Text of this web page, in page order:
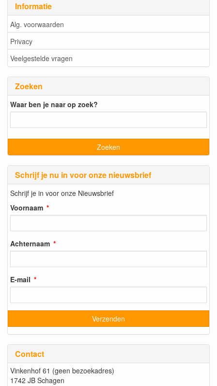
Informatie
Alg. voorwaarden
Privacy
Veelgestelde vragen
Zoeken
Waar ben je naar op zoek?
Schrijf je nu in voor onze nieuwsbrief
Schrijf je in voor onze Nieuwsbrief
Voornaam
Achternaam
E-mail
Contact
Vinkenhof 61 (geen bezoekadres)
1742 JB Schagen